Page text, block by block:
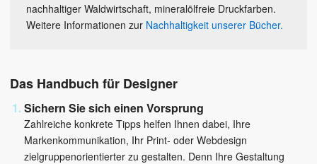
nachhaltiger Waldwirtschaft, mineralölfreie Druckfarben.
Weitere Informationen zur Nachhaltigkeit unserer Bücher.
Das Handbuch für Designer
Sichern Sie sich einen Vorsprung
Zahlreiche konkrete Tipps helfen Ihnen dabei, Ihre
Markenkommunikation, Ihr Print- oder Webdesign
zielgruppenorientierter zu gestalten. Denn Ihre Gestaltung